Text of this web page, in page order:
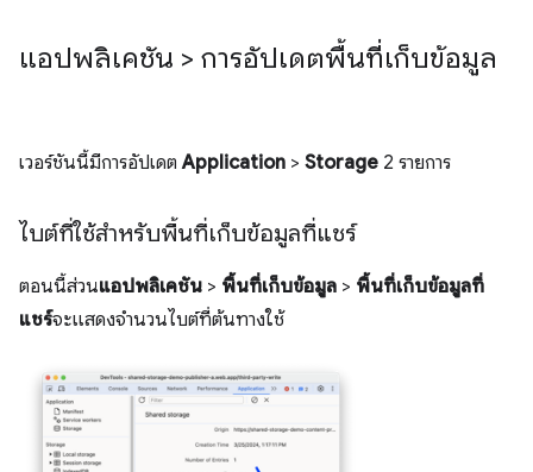
แอปพลิเคชัน > การอัปเดตพื้นที่เก็บข้อมูล
เวอร์ชันนี้มีการอัปเดตApplication > Storage 2 รายการ
ไบต์ที่ใช้สำหรับพื้นที่เก็บข้อมูลที่แชร์
ตอนนี้ส่วนแอปพลิเคชัน > พื้นที่เก็บข้อมูล > พื้นที่เก็บข้อมูลที่
แชร์จะแสดงจำนวนไบต์ที่ต้นทางใช้